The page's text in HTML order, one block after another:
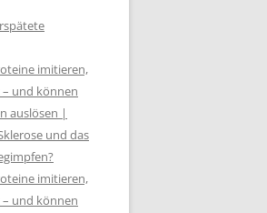
imitieren,
und können
auslösen |
und das
imitieren,
und können